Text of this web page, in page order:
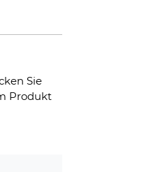
Sie
Produkt